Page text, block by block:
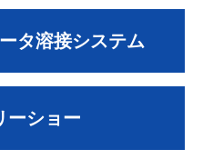
タ溶接システム
ーショー